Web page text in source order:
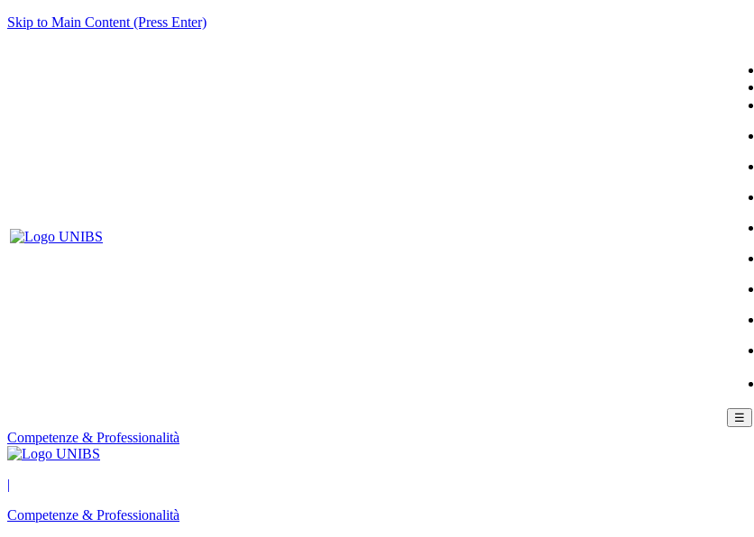
Skip to Main Content (Press Enter)
☰
Competenze & Professionalità
|
Competenze & Professionalità